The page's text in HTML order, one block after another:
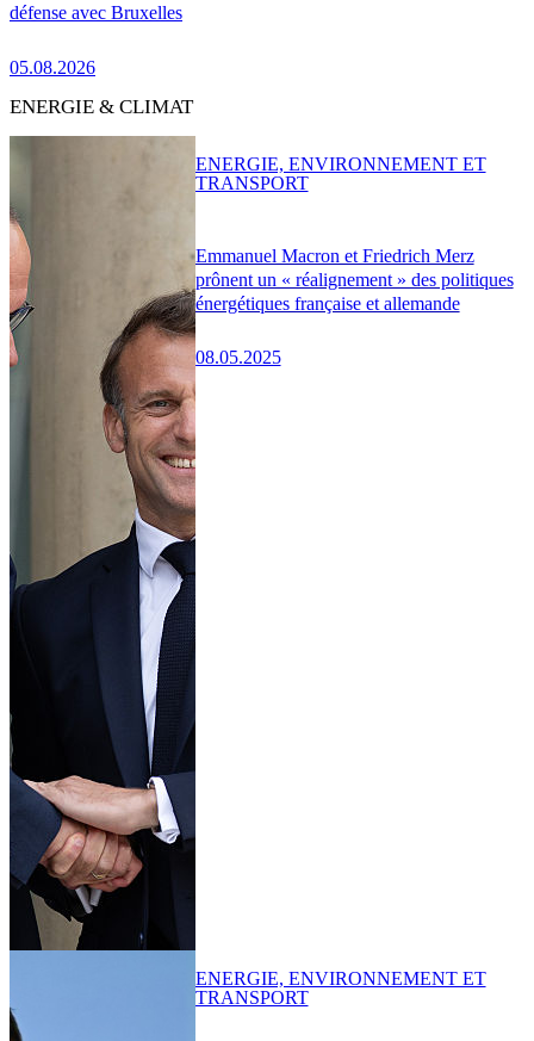
défense avec Bruxelles
05.08.2026
ENERGIE & CLIMAT
Emmanuel Macron et Friedrich Merz
prônent un « réalignement » des politiques
énergétiques française et allemande
08.05.2025
ENERGIE, ENVIRONNEMENT ET
TRANSPORT
ENERGIE, ENVIRONNEMENT ET
TRANSPORT